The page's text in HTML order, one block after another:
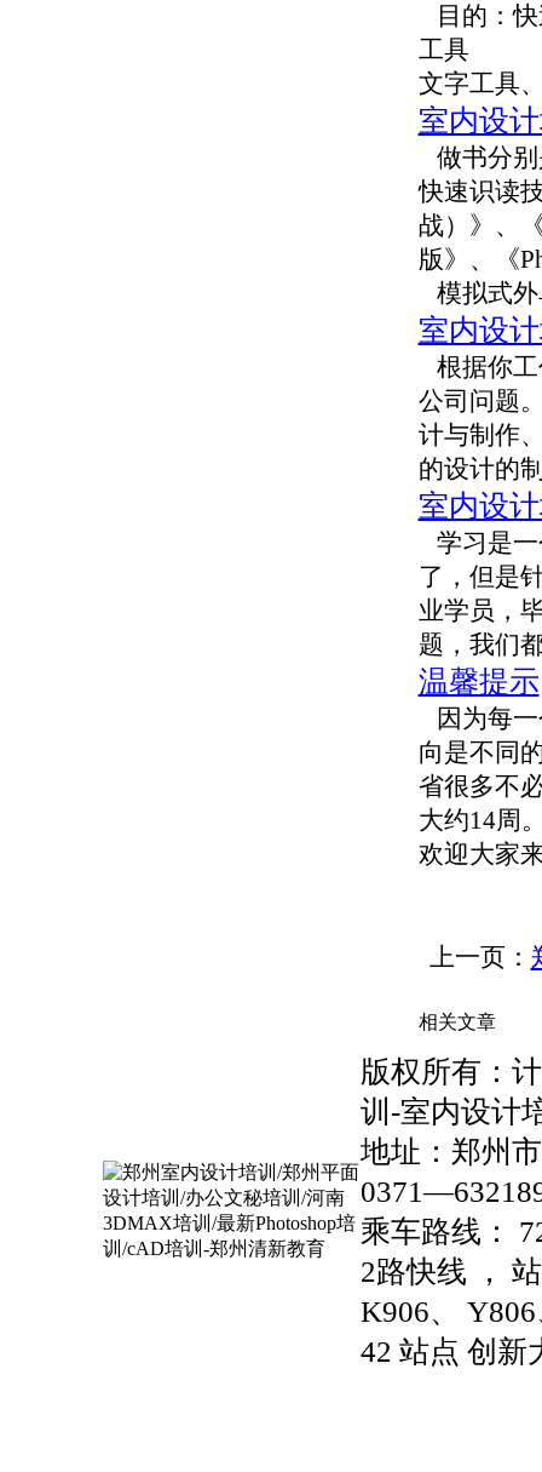
目的：快
工具
文字工具
室内设
做书分别
快速识读
战）》、
版》、《
模拟式
室内设
根据你工
公司问题
计与制作
的设计的
室内设
学习是一
了，但是
业学员，
题，我们
温馨提示
因为每一
向是不同
省很多不
大约14周
欢迎大家
上一页：
相关文章
版权所有：
训-室内设计
地址：郑州
乘车路线：
2路快线 ，
K906、
42 站点 创新